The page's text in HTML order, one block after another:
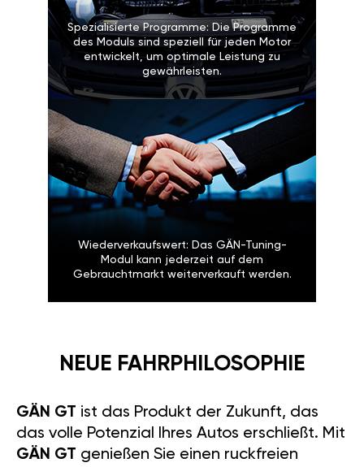
Spezialisierte Programme: Die Programme
des Moduls sind speziell für jeden Motor
entwickelt, um optimale Leistung zu
gewährleisten.
Wiederverkaufswert: Das GÄN-Tuning-
Modul kann jederzeit auf dem
Gebrauchtmarkt weiterverkauft werden.
NEUE FAHRPHILOSOPHIE
GÄN GT ist das Produkt der Zukunft, das
das volle Potenzial Ihres Autos erschließt. Mit
GÄN GT genießen Sie einen ruckfreien